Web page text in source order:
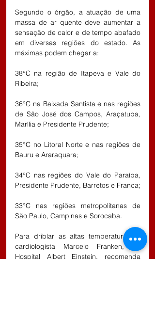
Segundo o órgão, a atuação de uma
massa de ar quente deve aumentar a
sensação de calor e de tempo abafado
em diversas regiões do estado. As
máximas podem chegar a:
38°C na região de Itapeva e Vale do
Ribeira;
36°C na Baixada Santista e nas regiões
de São José dos Campos, Araçatuba,
Marília e Presidente Prudente;
35°C no Litoral Norte e nas regiões de
Bauru e Araraquara;
34°C nas regiões do Vale do Paraíba,
Presidente Prudente, Barretos e Franca;
33°C nas regiões metropolitanas de
São Paulo, Campinas e Sorocaba.
Para driblar as altas temperaturas, o
cardiologista Marcelo Franken, do
Hospital Albert Einstein, recomenda